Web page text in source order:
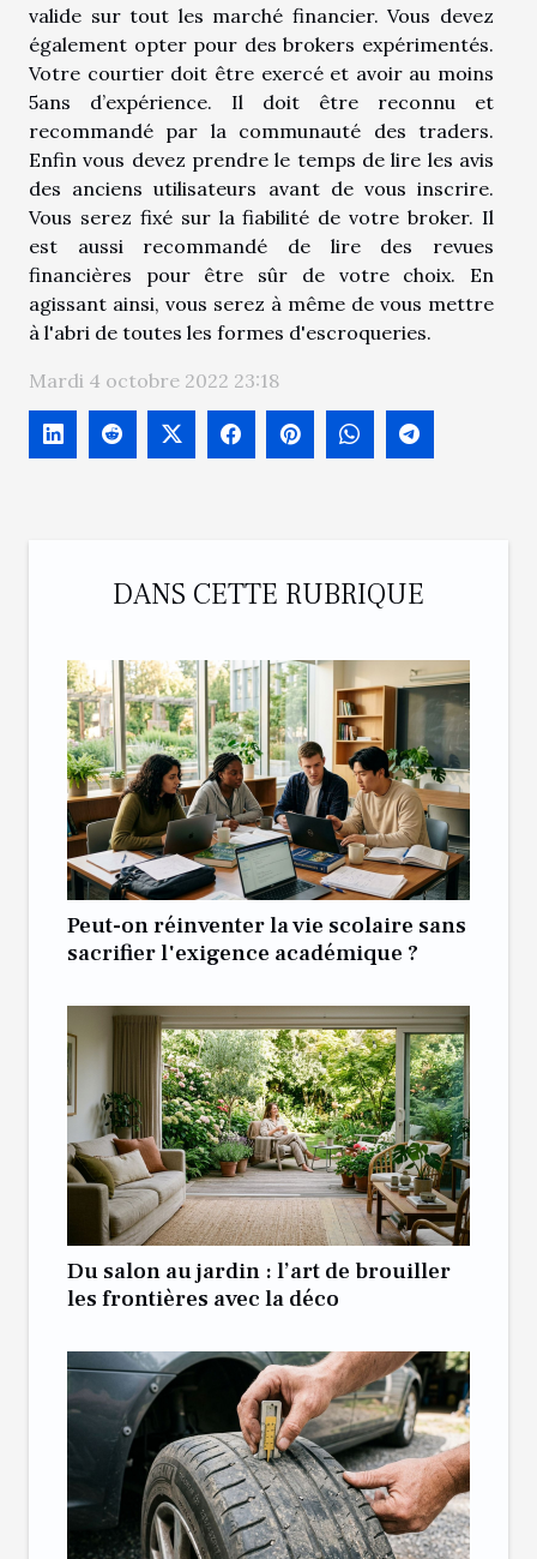
valide sur tout les marché financier. Vous devez
également opter pour des brokers expérimentés.
Votre courtier doit être exercé et avoir au moins
5ans d’expérience. Il doit être reconnu et
recommandé par la communauté des traders.
Enfin vous devez prendre le temps de lire les avis
des anciens utilisateurs avant de vous inscrire.
Vous serez fixé sur la fiabilité de votre broker. Il
est aussi recommandé de lire des revues
financières pour être sûr de votre choix. En
agissant ainsi, vous serez à même de vous mettre
à l'abri de toutes les formes d'escroqueries.
Mardi 4 octobre 2022 23:18
DANS CETTE RUBRIQUE
Peut-on réinventer la vie scolaire sans
sacrifier l'exigence académique ?
Du salon au jardin : l’art de brouiller
les frontières avec la déco